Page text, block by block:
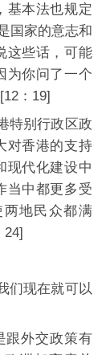
基本法也规定
国家的意志和
这些话，可能
为你问了一个
：19]
别行政区政
对香港的支持
现代化建设中
当中都更多受
地民众都满
24]
现在就可以
外交政策有